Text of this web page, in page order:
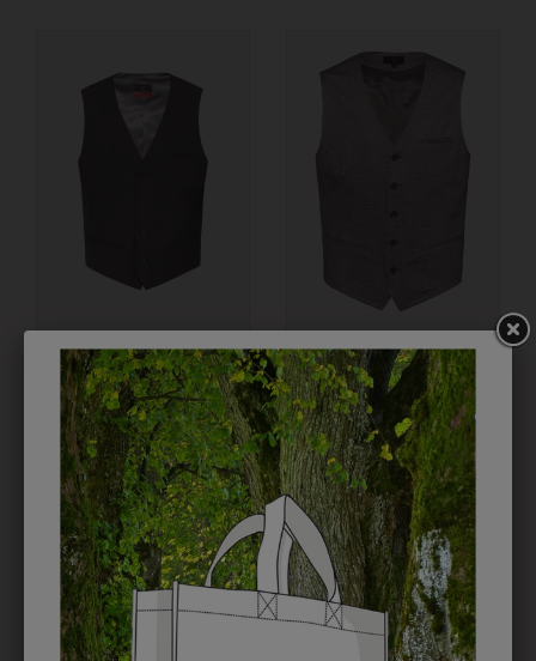
31634666111P
HERRENGILET
REGULAR FIT
€ 106,90
316312120016
HERREN-
JERSEYWESTE RF
CASUAL
€ 90,90